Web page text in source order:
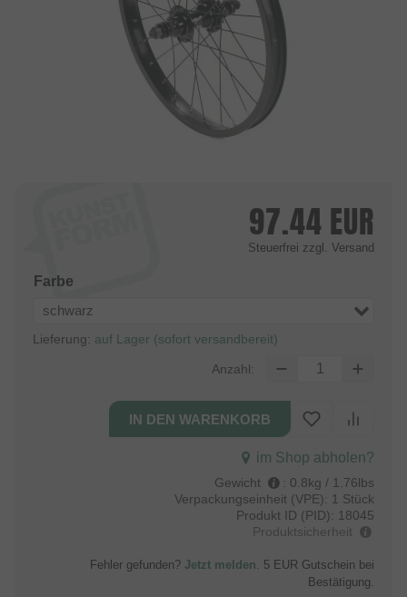
97.44 EUR
Steuerfrei zzgl. Versand
Farbe
schwarz
Lieferung: auf Lager (sofort versandbereit)
Anzahl:
im Shop abholen?
Gewicht : 0.8kg / 1.76lbs
Verpackungseinheit (VPE): 1 Stück
Produkt ID (PID): 18045
Produktsicherheit
Fehler gefunden? Jetzt melden. 5 EUR Gutschein bei
Bestätigung.